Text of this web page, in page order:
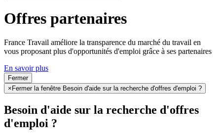
Offres partenaires
France Travail améliore la transparence du marché du travail en
vous proposant plus d'opportunités d'emploi grâce à ses partenaires
En savoir plus
Fermer
× Fermer la fenêtre Besoin d'aide sur la recherche d'offres d'emploi ?
Besoin d'aide sur la recherche d'offres
d'emploi ?